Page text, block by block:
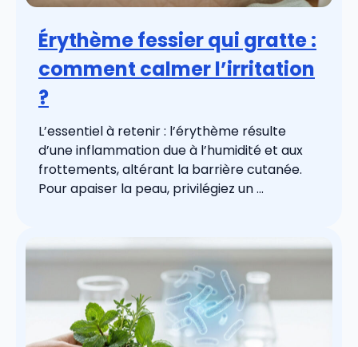
Érythème fessier qui gratte :
comment calmer l’irritation
?
L’essentiel à retenir : l’érythème résulte
d’une inflammation due à l’humidité et aux
frottements, altérant la barrière cutanée.
Pour apaiser la peau, privilégiez un ...